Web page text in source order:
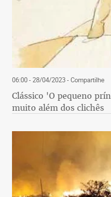
06:00 - 28/04/2023- Compartilhe
Clássico 'O pequeno
muito além dos clichês